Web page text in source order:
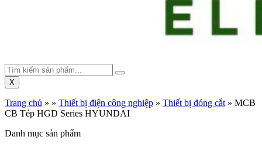
X
Trang chủ » » Thiết bị điện công nghiệp » Thiết bị đóng cắt » MCB
CB Tép HGD Series HYUNDAI
Danh mục sản phẩm